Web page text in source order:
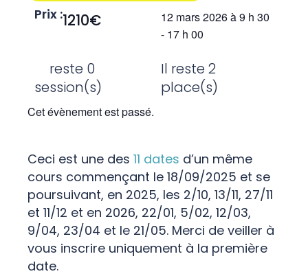
Prix :1210€ 12 mars 2026à9 h 30
- 17 h 00
reste 0
session(s)
Il reste 2
place(s)
Cet évènement est passé.
Ceci est une des 11 dates d’un même
cours commençant le 18/09/2025 et se
poursuivant, en 2025, les 2/10, 13/11, 27/11
et 11/12 et en 2026, 22/01, 5/02, 12/03,
9/04, 23/04 et le 21/05. Merci de veiller à
vous inscrire uniquement à la première
date.